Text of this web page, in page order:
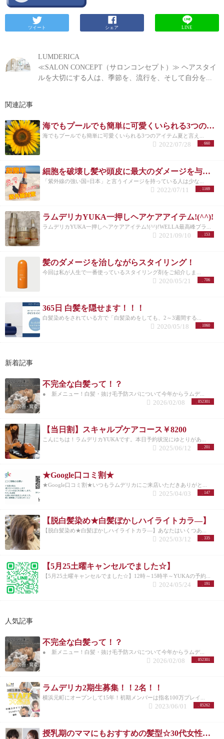
ツイート シェア LINE
LUMDERICA
≪SALON CONCEPT（サロンコンセプト）≫ ヘアスタイ
ルを大切にする人は、季節を、流行を、そして自分を...
関連記事
海でもプールでも簡単に可愛くいられる3つのアイテム！
海でもプールでも簡単に可愛くいられる3つのアイテム夏と言え...
660
2022/07/28
細胞を破壊し髪や頭皮に最大のダメージを与える紫外線から髪を守る方法
「紫外線の強い国=日本」と言うイメージを持っている人は少な...
1169
2022/07/11
ラムデリカYUKA一押しヘアケアアイテム!(^^)!
ラムデリカYUKA一押しヘアケアアイテム!(^^)!WELLA最高峰ブラ...
153
2021/09/10
髪のダメージを治しながらスタイリング！
今回は私が人生で一番使っているスタイリング剤をご紹介しま...
706
2020/05/21
365日 白髪を隠せます！！！
白髪染めをされている方で「白髪染めをしても、2～3週間する...
1060
2020/05/18
新着記事
不完全な白髪って！？
● 新メニュー！白髪・抜け毛予防スパについて今年からラムデ...
852301
2026/02/08
【当日割】スキャルプケアコース￥8200
こんにちは！ラムデリカYUKAです。本日予約状況にゆとりがあ...
201
2025/06/12
★Google口コミ割★
★Google口コミ割★いつもラムデリカにご来店いただきありがと...
147
2025/04/03
【脱白髪染め★白髪ぼかしハイライトカラ―】
【脱白髪染め★白髪ぼかしハイライトカラ―】あなたはいくつあ...
335
2025/03/12
【5月25土曜キャンセルでました☆】
【5月25土曜キャンセルでました☆】12時～15時半～YUKAの予約...
191
2024/05/24
人気記事
不完全な白髪って！？
● 新メニュー！白髪・抜け毛予防スパについて今年からラムデ...
852301
2026/02/08
ラムデリカ2期生募集！！2名！！
横浜元町にオープンして15年！初期メンバーは指名100万プレイ...
85262
2023/06/01
授乳期のママにもおすすめの髪型☆30代女性を若く見せるスタイル特集☆